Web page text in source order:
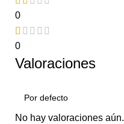
0
0
Valoraciones
No hay valoraciones aún.